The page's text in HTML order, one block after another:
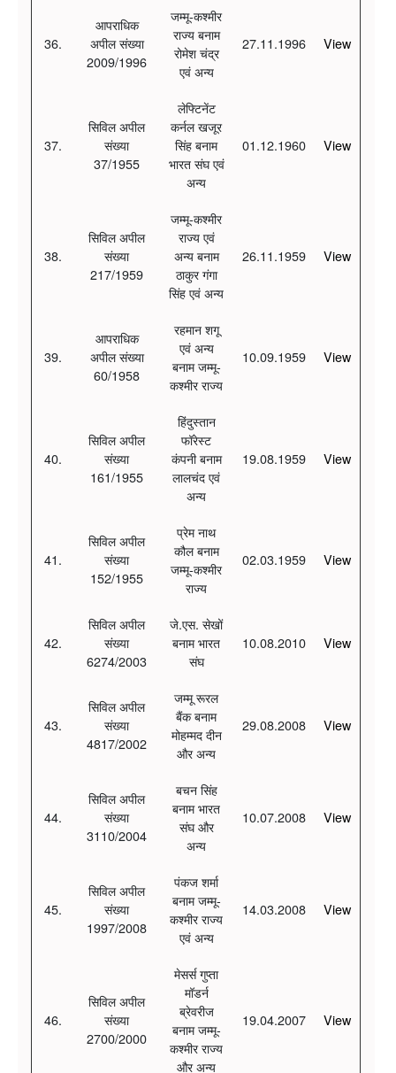
36.
आपराधिक
अपील संख्या
2009/1996
जम्मू-कश्मीर
राज्य बनाम
रोमेश चंद्र
एवं अन्य
27.11.1996 View
37.
सिविल अपील
संख्या
37/1955
लेफ्टिनेंट
कर्नल खजूर
सिंह बनाम
भारत संघ एवं
अन्य
01.12.1960 View
38.
सिविल अपील
संख्या
217/1959
जम्मू-कश्मीर
राज्य एवं
अन्य बनाम
ठाकुर गंगा
सिंह एवं अन्य
26.11.1959 View
39.
आपराधिक
अपील संख्या
60/1958
रहमान शगू
एवं अन्य
बनाम जम्मू-
कश्मीर राज्य
10.09.1959 View
40.
सिविल अपील
संख्या
161/1955
हिंदुस्तान
फॉरेस्ट
कंपनी बनाम
लालचंद एवं
अन्य
19.08.1959 View
41.
सिविल अपील
संख्या
152/1955
प्रेम नाथ
कौल बनाम
जम्मू-कश्मीर
राज्य
02.03.1959 View
42.
सिविल अपील
संख्या
6274/2003
जे.एस. सेखों
बनाम भारत
संघ
10.08.2010 View
43.
सिविल अपील
संख्या
4817/2002
जम्मू रूरल
बैंक बनाम
मोहम्मद दीन
और अन्य
29.08.2008 View
44.
सिविल अपील
संख्या
3110/2004
बचन सिंह
बनाम भारत
संघ और
अन्य
10.07.2008 View
45.
सिविल अपील
संख्या
1997/2008
पंकज शर्मा
बनाम जम्मू-
कश्मीर राज्य
एवं अन्य
14.03.2008 View
46.
सिविल अपील
संख्या
2700/2000
मेसर्स गुप्ता
मॉडर्न
ब्रेवरीज
बनाम जम्मू-
कश्मीर राज्य
और अन्य
19.04.2007 View